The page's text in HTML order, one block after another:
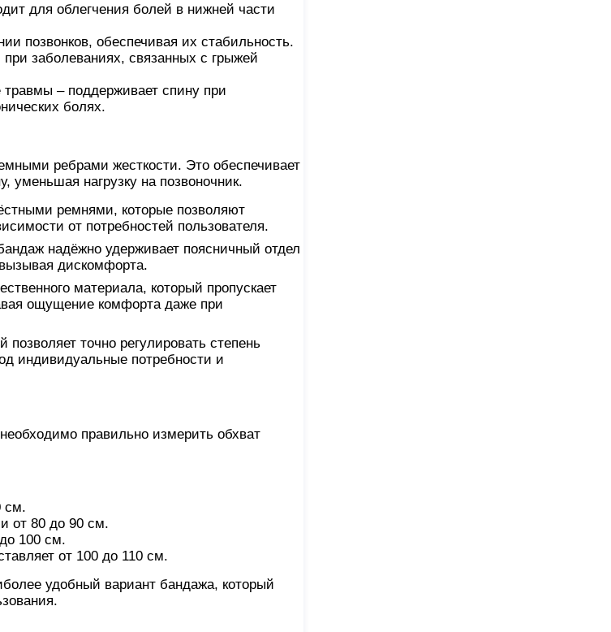
для облегчения болей в нижней части
позвонков, обеспечивая их стабильность.
заболеваниях, связанных с грыжей
– поддерживает спину при
болях.
ребрами жесткости. Это обеспечивает
уменьшая нагрузку на позвоночник.
ремнями, которые позволяют
от потребностей пользователя.
надёжно удерживает поясничный отдел
дискомфорта.
материала, который пропускает
ощущение комфорта даже при
точно регулировать степень
индивидуальные потребности и
правильно измерить обхват
см.
от 80 до 90 см.
100 см.
от 100 до 110 см.
удобный вариант бандажа, который